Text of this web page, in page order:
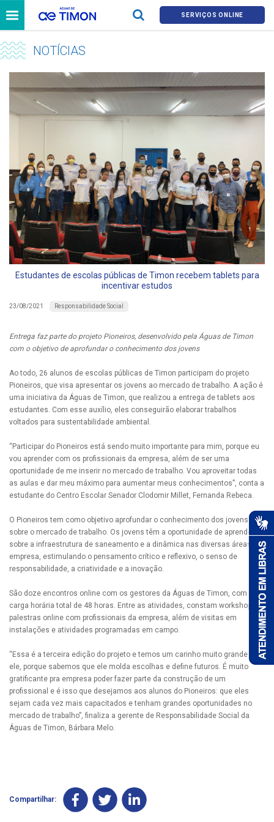
SERVIÇOS ONLINE
NOTÍCIAS
Estudantes de escolas públicas de Timon recebem tablets para
incentivar estudos
23/08/2021 Responsabilidade Social
Entrega faz parte do projeto Pioneiros, desenvolvido pela Águas de Timon
com o objetivo de aprofundar o conhecimento dos jovens
Ao todo, 26 alunos de escolas públicas de Timon participam do projeto
Pioneiros, que visa apresentar os jovens ao mercado de trabalho. A ação é
uma iniciativa da Águas de Timon, que realizou a entrega de tablets aos
estudantes. Com esse auxílio, eles conseguirão elaborar trabalhos
voltados para sustentabilidade ambiental.
“Participar do Pioneiros está sendo muito importante para mim, porque eu
vou aprender com os profissionais da empresa, além de ser uma
oportunidade de me inserir no mercado de trabalho. Vou aproveitar todas
as aulas e dar meu máximo para aumentar meus conhecimentos”, conta a
estudante do Centro Escolar Senador Clodomir Millet, Fernanda Rebeca.
O Pioneiros tem como objetivo aprofundar o conhecimento dos jovens
sobre o mercado de trabalho. Os jovens têm a oportunidade de aprender
sobre a infraestrutura de saneamento e a dinâmica nas diversas áreas da
empresa, estimulando o pensamento crítico e reflexivo, o senso de
responsabilidade, a criatividade e a inovação.
São doze encontros online com os gestores da Águas de Timon, com
carga horária total de 48 horas. Entre as atividades, constam workshops e
palestras online com profissionais da empresa, além de visitas em
instalações e atividades programadas em campo.
“Essa é a terceira edição do projeto e temos um carinho muito grande por
ele, porque sabemos que ele molda escolhas e define futuros. É muito
gratificante pra empresa poder fazer parte da construção de um
profissional e é isso que desejamos aos alunos do Pioneiros: que eles
sejam cada vez mais capacitados e tenham grandes oportunidades no
mercado de trabalho”, finaliza a gerente de Responsabilidade Social da
Águas de Timon, Bárbara Melo.
Compartilhar: